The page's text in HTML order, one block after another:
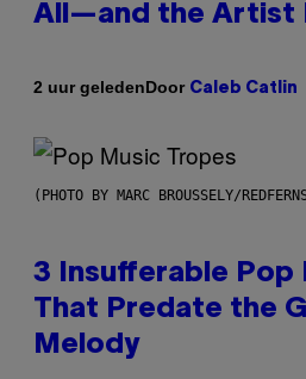
All—and the Artist
2 uur geledenDoor Caleb Catlin
(PHOTO BY MARC BROUSSELY/
3 Insufferable Pop
That Predate the
Melody